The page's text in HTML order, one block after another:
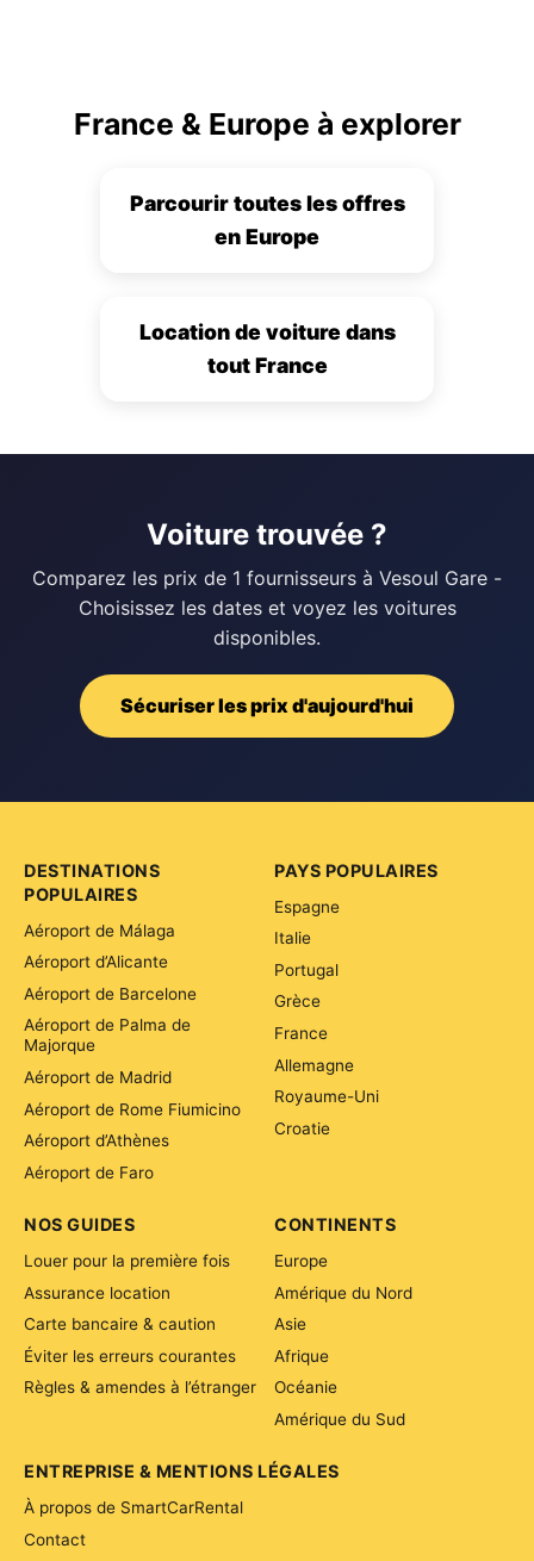
France & Europe à explorer
Parcourir toutes les offres
en Europe
Location de voiture dans
tout France
Voiture trouvée ?
Comparez les prix de 1 fournisseurs à Vesoul Gare -
Choisissez les dates et voyez les voitures
disponibles.
Sécuriser les prix d'aujourd'hui
DESTINATIONS
POPULAIRES
Aéroport de Málaga
Aéroport d’Alicante
Aéroport de Barcelone
Aéroport de Palma de
Majorque
Aéroport de Madrid
Aéroport de Rome Fiumicino
Aéroport d’Athènes
Aéroport de Faro
PAYS POPULAIRES
Espagne
Italie
Portugal
Grèce
France
Allemagne
Royaume-Uni
Croatie
CONTINENTS
Europe
Amérique du Nord
Asie
Afrique
Océanie
Amérique du Sud
NOS GUIDES
Louer pour la première fois
Assurance location
Carte bancaire & caution
Éviter les erreurs courantes
Règles & amendes à l’étranger
ENTREPRISE & MENTIONS LÉGALES
À propos de SmartCarRental
Contact